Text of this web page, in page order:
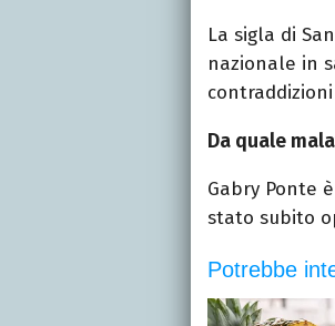
La sigla di
nazionale in
Da quale
Gabry Ponte
stato subito